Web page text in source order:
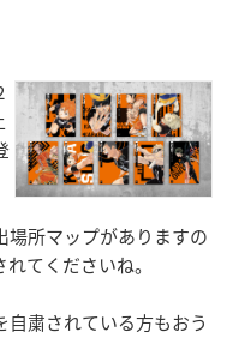
所マップがありますの
てくださいね。
粛されている方もおう